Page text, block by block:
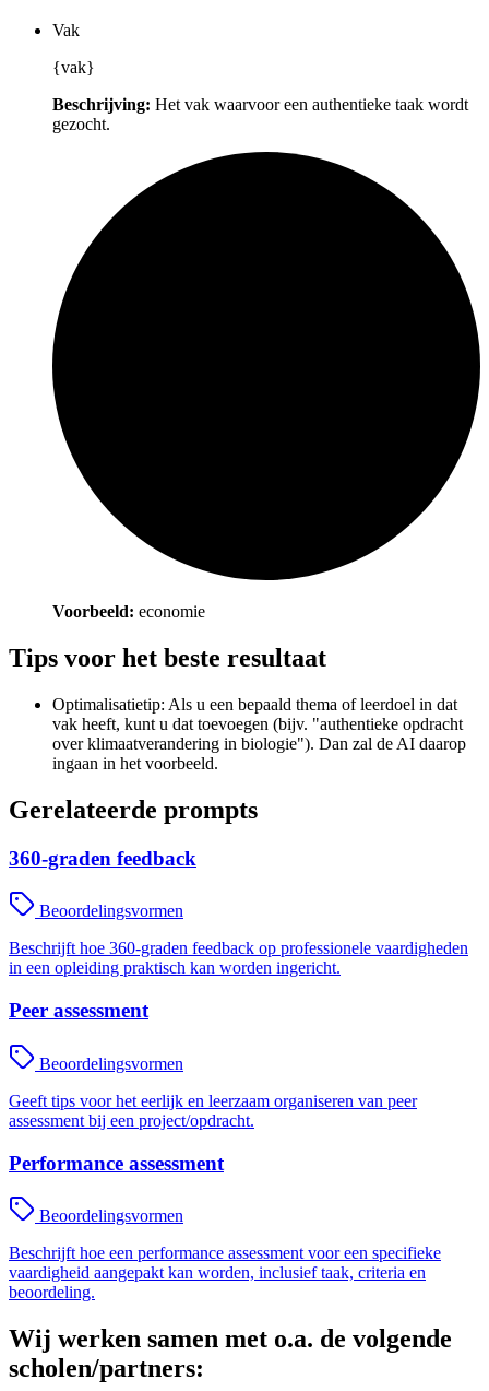
Vak
{vak}
Beschrijving: Het vak waarvoor een authentieke taak wordt
gezocht.
Voorbeeld: economie
Tips voor het beste resultaat
Optimalisatietip: Als u een bepaald thema of leerdoel in dat
vak heeft, kunt u dat toevoegen (bijv. "authentieke opdracht
over klimaatverandering in biologie"). Dan zal de AI daarop
ingaan in het voorbeeld.
Gerelateerde prompts
360-graden feedback
Beoordelingsvormen
Beschrijft hoe 360-graden feedback op professionele vaardigheden
in een opleiding praktisch kan worden ingericht.
Peer assessment
Beoordelingsvormen
Geeft tips voor het eerlijk en leerzaam organiseren van peer
assessment bij een project/opdracht.
Performance assessment
Beoordelingsvormen
Beschrijft hoe een performance assessment voor een specifieke
vaardigheid aangepakt kan worden, inclusief taak, criteria en
beoordeling.
Wij werken samen met o.a. de volgende
scholen/partners: